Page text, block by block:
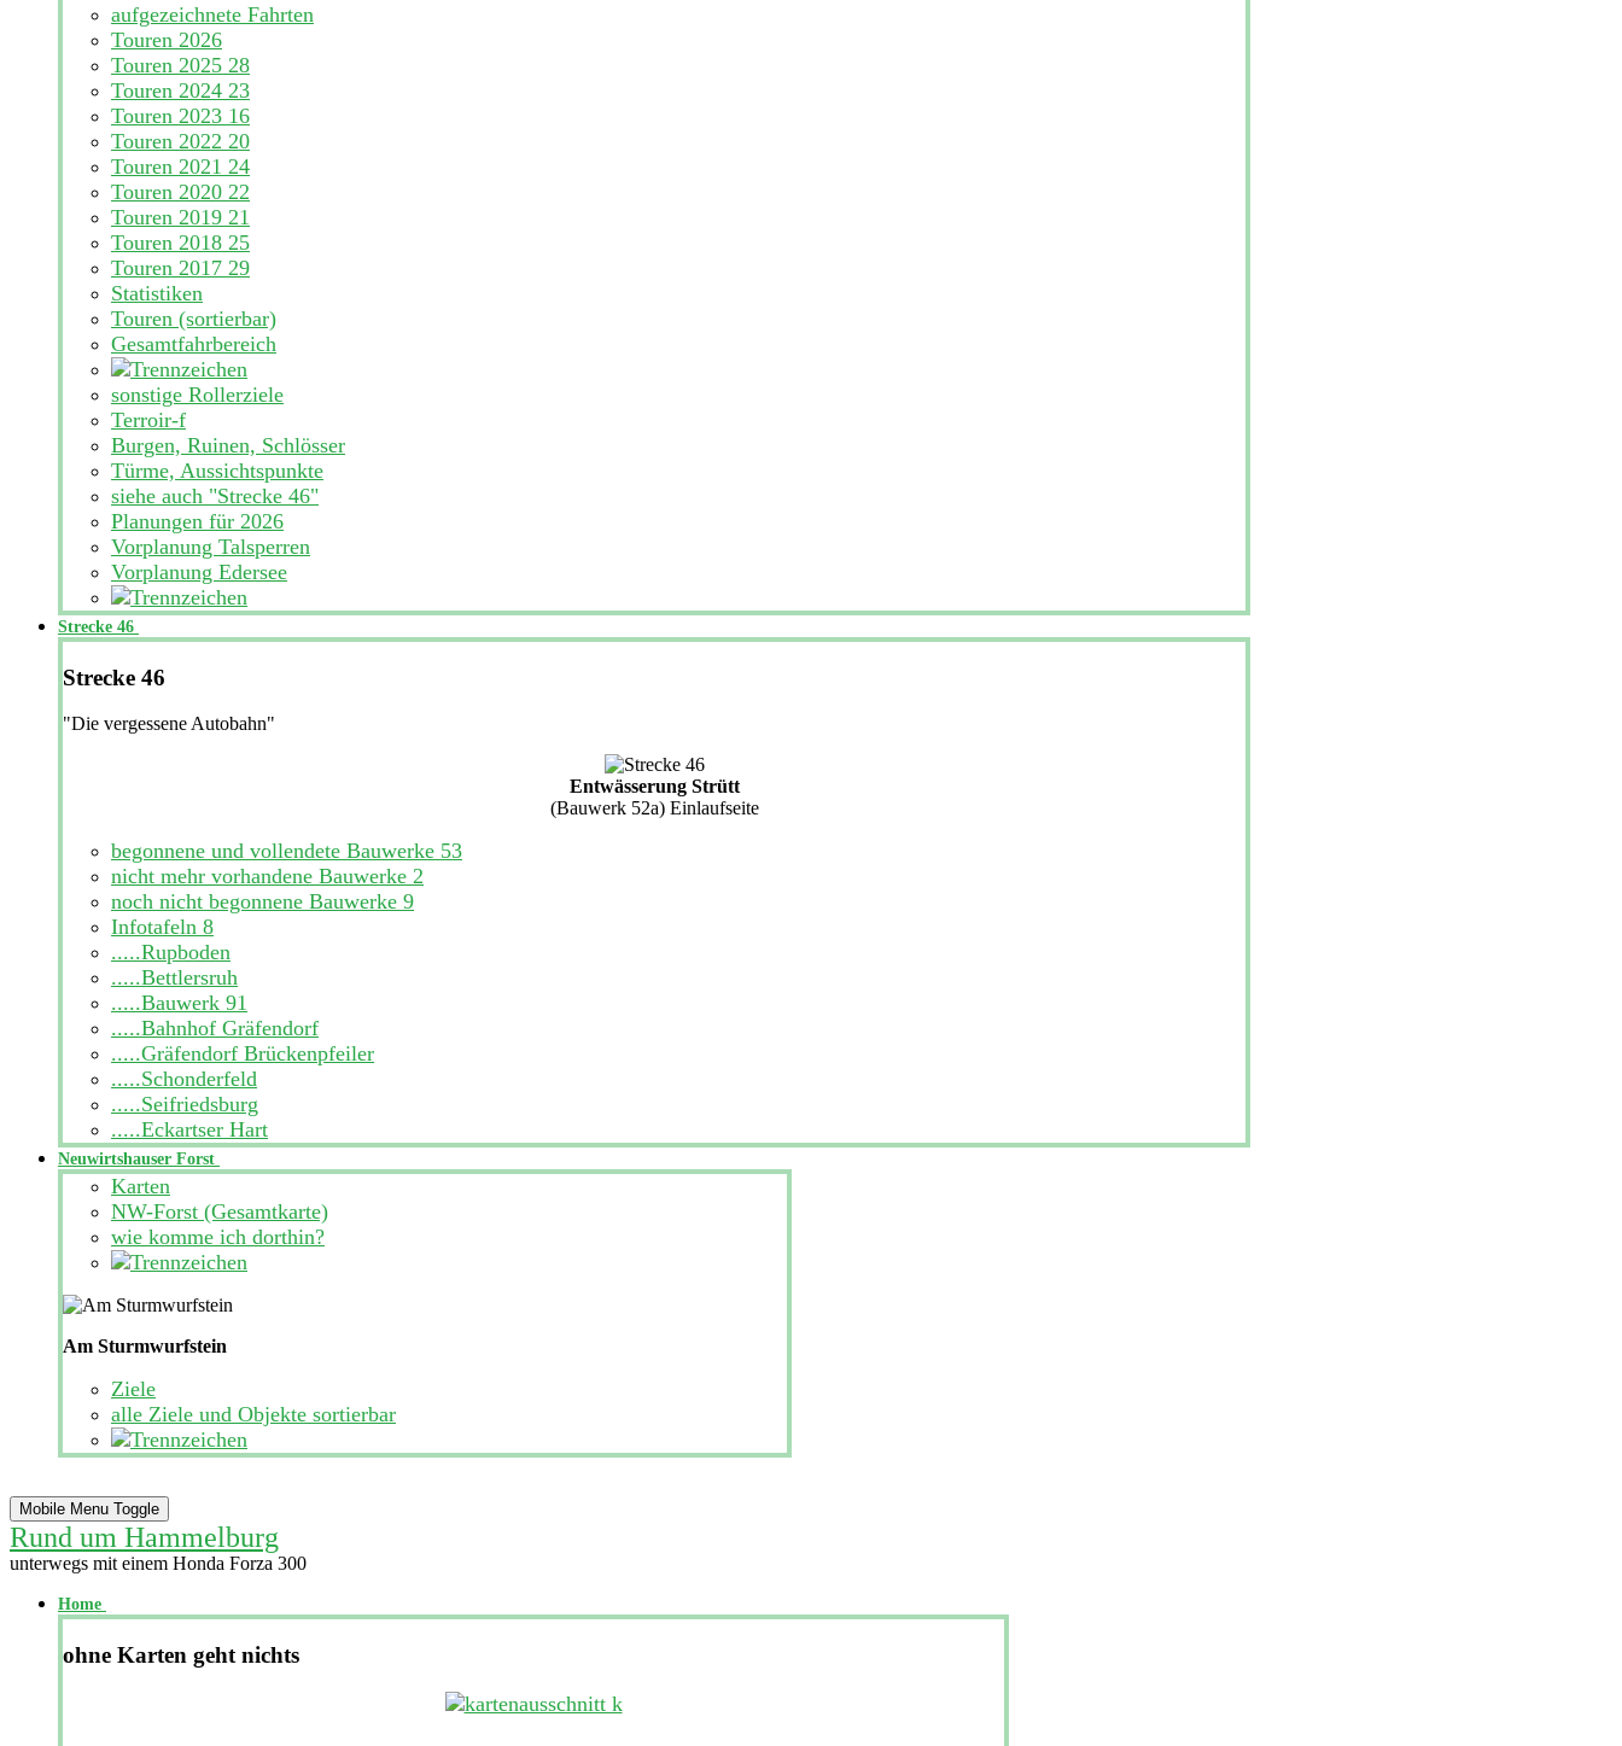
aufgezeichnete Fahrten
Touren 2026
Touren 2025 28
Touren 2024 23
Touren 2023 16
Touren 2022 20
Touren 2021 24
Touren 2020 22
Touren 2019 21
Touren 2018 25
Touren 2017 29
Statistiken
Touren (sortierbar)
Gesamtfahrbereich
sonstige Rollerziele
Terroir-f
Burgen, Ruinen, Schlösser
Türme, Aussichtspunkte
siehe auch "Strecke 46"
Planungen für 2026
Vorplanung Talsperren
Vorplanung Edersee
Strecke 46
Strecke 46
"Die vergessene Autobahn"
Entwässerung Strütt
(Bauwerk 52a) Einlaufseite
begonnene und vollendete Bauwerke 53
nicht mehr vorhandene Bauwerke 2
noch nicht begonnene Bauwerke 9
Infotafeln 8
.....Rupboden
.....Bettlersruh
.....Bauwerk 91
.....Bahnhof Gräfendorf
.....Gräfendorf Brückenpfeiler
.....Schonderfeld
.....Seifriedsburg
.....Eckartser Hart
Neuwirtshauser Forst
Karten
NW-Forst (Gesamtkarte)
wie komme ich dorthin?
Am Sturmwurfstein
Ziele
alle Ziele und Objekte sortierbar
Mobile Menu Toggle
Rund um Hammelburg
unterwegs mit einem Honda Forza 300
Home
ohne Karten geht nichts